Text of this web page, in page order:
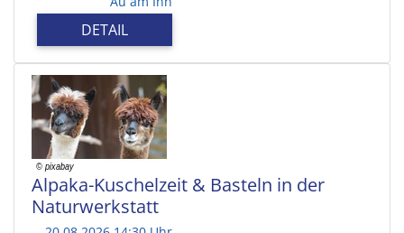
DETAIL
Alpaka-Kuschelzeit & Basteln in der
Naturwerkstatt